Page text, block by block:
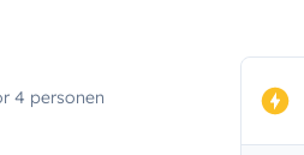
4 personen